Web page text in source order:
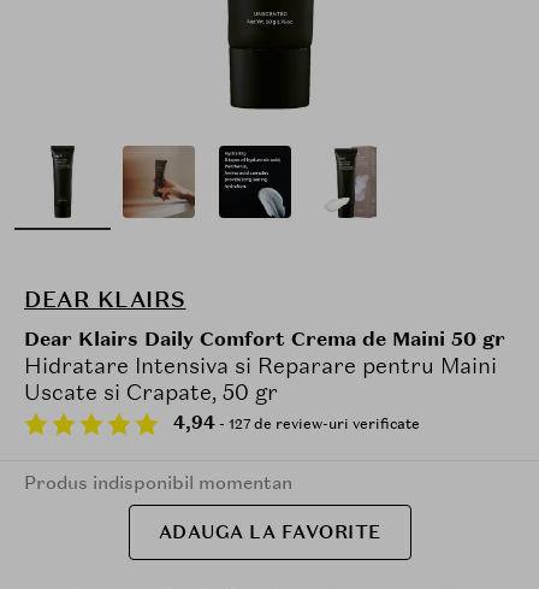
DEAR KLAIRS
Dear Klairs Daily Comfort Crema de Maini 50 gr
Hidratare Intensiva si Reparare pentru Maini
Uscate si Crapate, 50 gr
4,94 - 127 de review-uri verificate
Produs indisponibil momentan
ADAUGA LA FAVORITE